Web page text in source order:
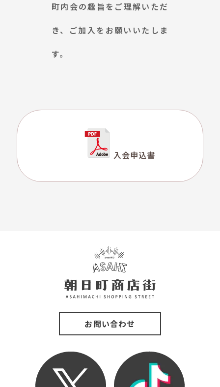
町内会の趣旨をご理解いただ
き、ご加入をお願いいたしま
す。
入会申込書
お問い合わせ